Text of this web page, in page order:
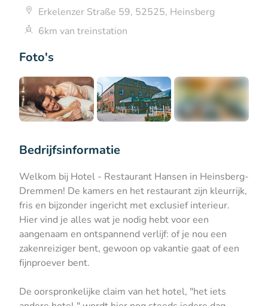
Foto's
Erkelenzer Straße 59, 52525, Heinsberg
6km van treinstation
Bedrijfsinformatie
Welkom bij Hotel - Restaurant Hansen in Heinsberg-
Dremmen! De kamers en het restaurant zijn kleurrijk,
fris en bijzonder ingericht met exclusief interieur.
Hier vind je alles wat je nodig hebt voor een
aangenaam en ontspannend verlijf: of je nou een
zakenreiziger bent, gewoon op vakantie gaat of een
fijnproever bent.
De oorspronkelijke claim van het hotel, "het iets